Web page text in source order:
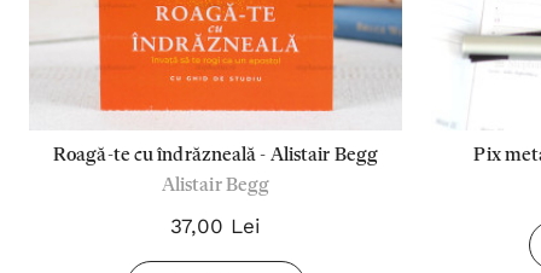
Roagă-te cu îndrăzneală - Alistair Begg
Alistair Begg
37,00 Lei
Pix